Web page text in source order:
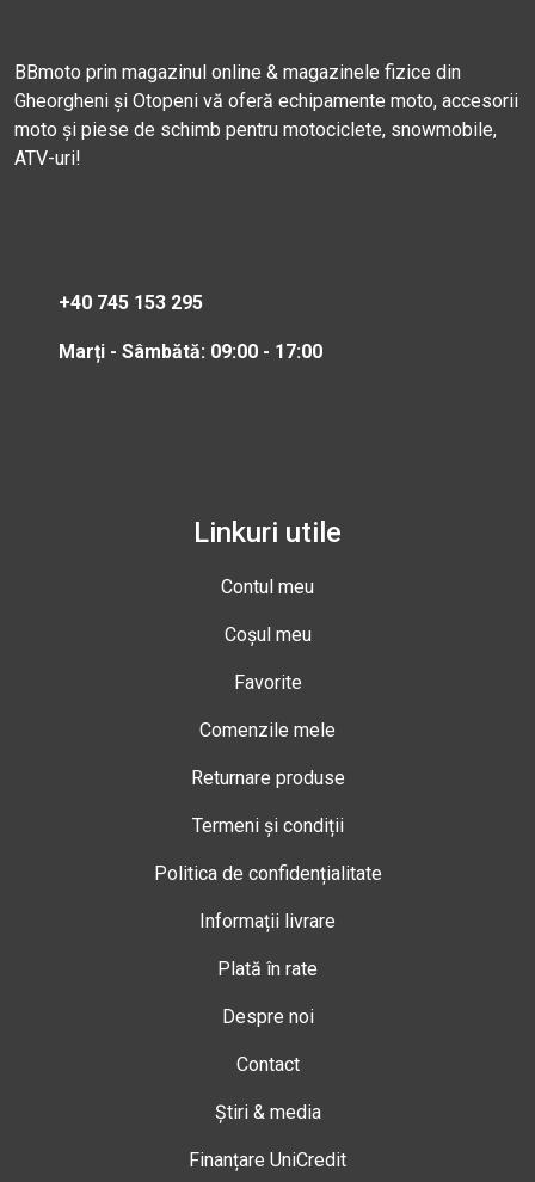
BBmoto prin magazinul online & magazinele fizice din
Gheorgheni și Otopeni vă oferă echipamente moto, accesorii
moto și piese de schimb pentru motociclete, snowmobile,
ATV-uri!
+40 745 153 295
Marți - Sâmbătă: 09:00 - 17:00
Linkuri utile
Contul meu
Coșul meu
Favorite
Comenzile mele
Returnare produse
Termeni și condiții
Politica de confidențialitate
Informații livrare
Plată în rate
Despre noi
Contact
Știri & media
Finanțare UniCredit